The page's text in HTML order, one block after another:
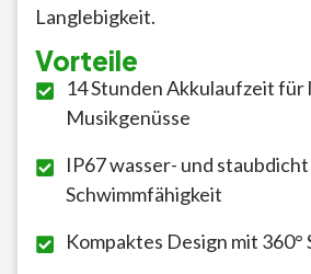
Langlebigkeit.
Vorteile
14 Stunden Akkulaufzeit für
Musikgenüsse
IP67 wasser- und
Schwimmfähigkeit
Kompaktes Design mit 360°